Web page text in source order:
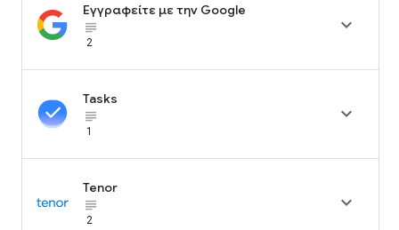
Εγγραφείτε με την Google
subject_black
2

Tasks
subject_black
1

Tenor
subject_black
2
